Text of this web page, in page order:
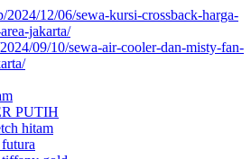
2024/12/06/sewa-kursi-crossback-harga-
jakarta/
09/10/sewa-air-cooler-dan-misty-fan-
PUTIH
hitam